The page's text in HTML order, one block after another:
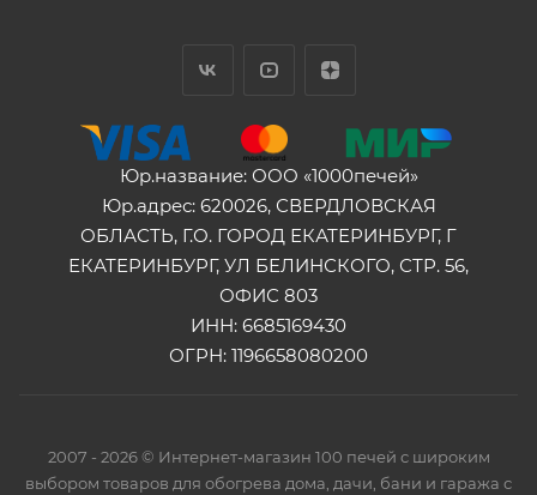
Юр.название: ООО «1000печей»
Юр.адрес: 620026, СВЕРДЛОВСКАЯ
ОБЛАСТЬ, Г.О. ГОРОД ЕКАТЕРИНБУРГ, Г
ЕКАТЕРИНБУРГ, УЛ БЕЛИНСКОГО, СТР. 56,
ОФИС 803
ИНН: 6685169430
ОГРН: 1196658080200
2007 - 2026 © Интернет-магазин 100 печей с широким
выбором товаров для обогрева дома, дачи, бани и гаража с